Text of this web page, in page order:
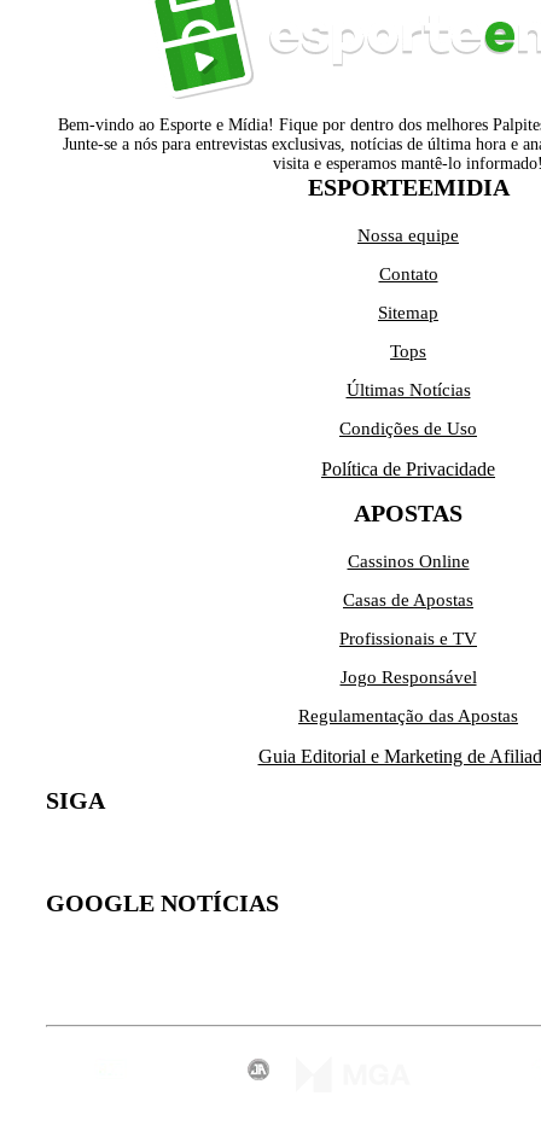
Bem-vindo ao Esporte e Mídia! Fique por dentro dos melhores
Junte-se a nós para entrevistas exclusivas, notícias de última hora e
visita e esperamos mantê-lo
ESPORTEEMIDIA
Nossa equipe
Contato
Sitemap
Tops
Últimas Notícias
Condições de Uso
Política de Privacidade
APOSTAS
Cassinos Online
Casas de Apostas
Profissionais e TV
Jogo Responsável
Regulamentação das Apostas
Guia Editorial e Marketing de
SIGA
GOOGLE NOTÍCIAS